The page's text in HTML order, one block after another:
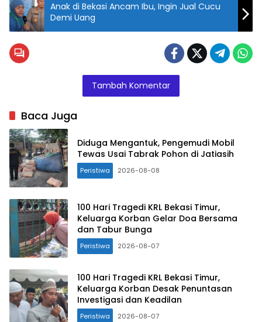
Anak di Bekasi Ancam Ibu, Ingin Jual Cucu
Demi Uang
Tambah Komentar
Baca Juga
Diduga Mengantuk, Pengemudi Mobil
Tewas Usai Tabrak Pohon di Jatiasih
Peristiwa 2026-08-08
100 Hari Tragedi KRL Bekasi Timur,
Keluarga Korban Gelar Doa Bersama
dan Tabur Bunga
Peristiwa 2026-08-07
100 Hari Tragedi KRL Bekasi Timur,
Keluarga Korban Desak Penuntasan
Investigasi dan Keadilan
Peristiwa 2026-08-07